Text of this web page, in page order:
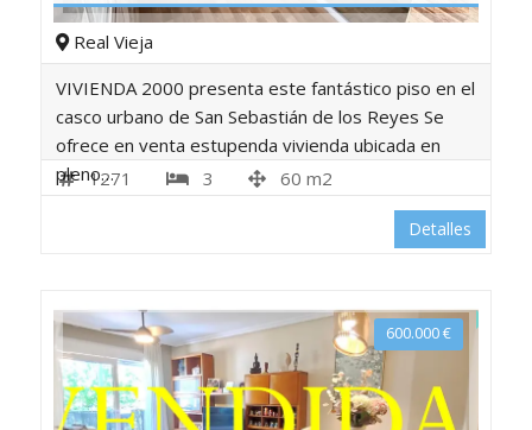
Real Vieja
VIVIENDA 2000 presenta este fantástico piso en el
casco urbano de San Sebastián de los Reyes Se
ofrece en venta estupenda vivienda ubicada en
pleno…
1271 3 60 m2
Detalles
600.000€